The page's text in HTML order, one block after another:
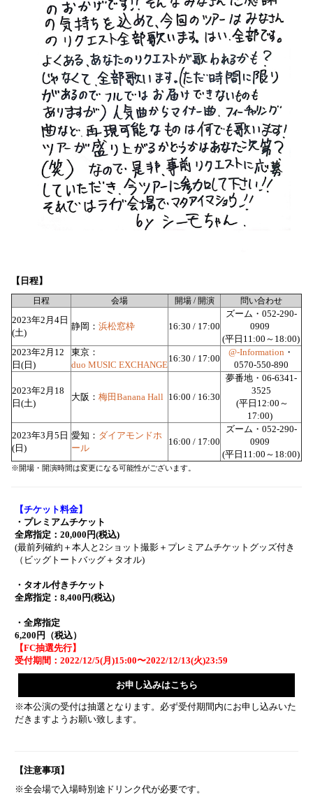
【日程】
日程 会場 開場 / 開演 問い合わせ
2023年2月4日
(土)
静岡： 浜松窓枠 16:30 / 17:00
ズーム・052-290-
0909
(平日11:00～18:00)
2023年2月12
日(日)
東京：
duo MUSIC EXCHANGE
16:30 / 17:00
@-Information ・
0570-550-890
2023年2月18
日(土)
大阪： 梅田Banana Hall 16:00 / 16:30
夢番地・06-6341-
3525
(平日12:00～
17:00)
2023年3月5日
(日)
愛知： ダイアモンドホ
ール
16:00 / 17:00
ズーム・052-290-
0909
(平日11:00～18:00)
※開場・開演時間は変更になる可能性がございます。
【チケット料金】
・プレミアムチケット
全席指定：20,000円(税込)
(最前列確約＋本人と2ショット撮影＋プレミアムチケットグッズ付き
（ビッグトートバッグ＋タオル)
・タオル付きチケット
全席指定：8,400円(税込)
・全席指定
6,200円（税込）
【FC抽選先行】
受付期間：2022/12/5(月)15:00〜2022/12/13(火)23:59
お申し込みはこちら
※本公演の受付は抽選となります。必ず受付期間内にお申し込みいた
だきますようお願い致します。
【注意事項】
※全会場で入場時別途ドリンク代が必要です。